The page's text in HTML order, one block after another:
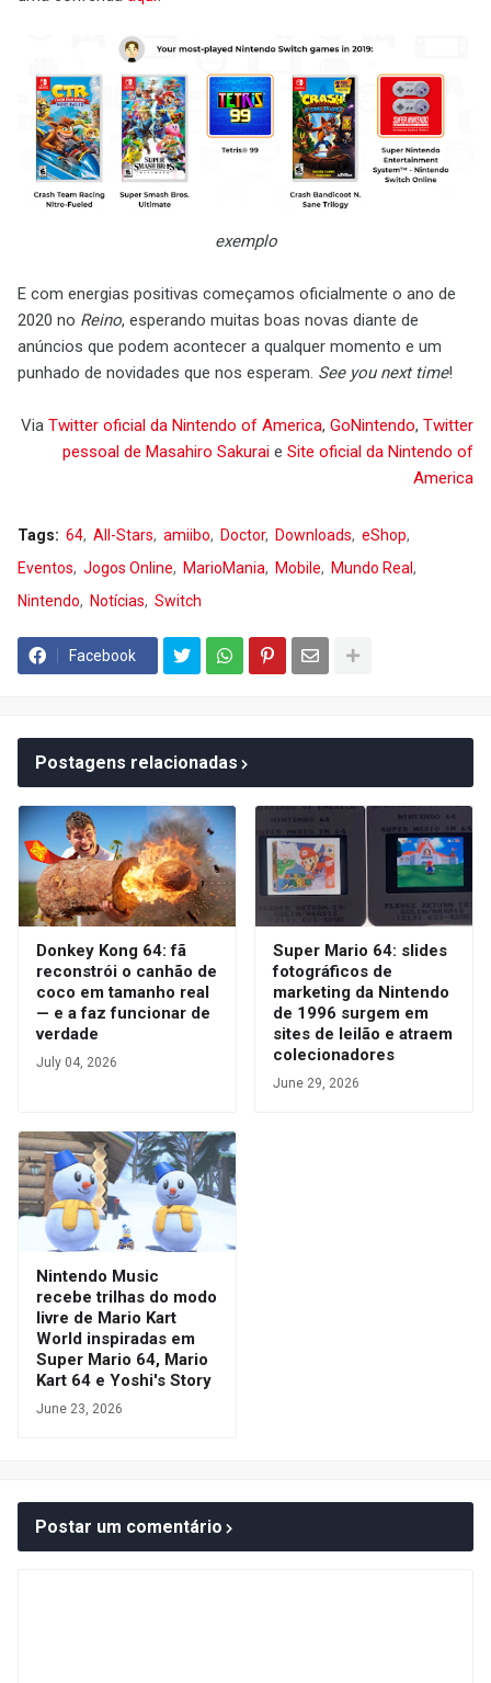
exemplo
E com energias positivas começamos oficialmente o ano de
2020 no Reino, esperando muitas boas novas diante de
anúncios que podem acontecer a qualquer momento e um
punhado de novidades que nos esperam. See you next time!
Via Twitter oficial da Nintendo of America, GoNintendo, Twitter
pessoal de Masahiro Sakurai e Site oficial da Nintendo of
America
Tags: 64 All-Stars amiibo Doctor Downloads
eShop
Eventos
Jogos Online MarioMania Mobile
Mundo Real
Nintendo
Notícias Switch
Facebook
Postagens relacionadas
Donkey Kong 64: fã
reconstrói o canhão de
coco em tamanho real
— e a faz funcionar de
verdade
July 04, 2026
Super Mario 64: slides
fotográficos de
marketing da Nintendo
de 1996 surgem em
sites de leilão e atraem
colecionadores
June 29, 2026
Nintendo Music
recebe trilhas do modo
livre de Mario Kart
World inspiradas em
Super Mario 64, Mario
Kart 64 e Yoshi's Story
June 23, 2026
Postar um comentário